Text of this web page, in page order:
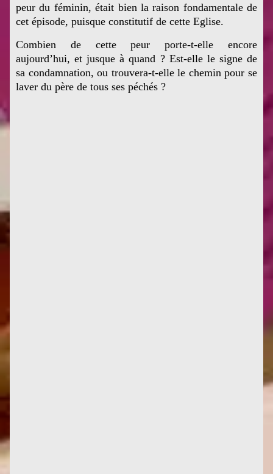
peur du féminin, était bien la raison fondamentale de
cet épisode, puisque constitutif de cette Eglise.
Combien de cette peur porte-t-elle encore
aujourd’hui, et jusque à quand ? Est-elle le signe de
sa condamnation, ou trouvera-t-elle le chemin pour se
laver du père de tous ses péchés ?